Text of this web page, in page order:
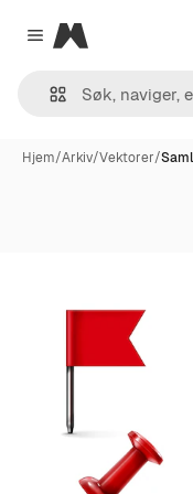
Close menu
Magnific
Hjem/Arkiv/Vektorer/